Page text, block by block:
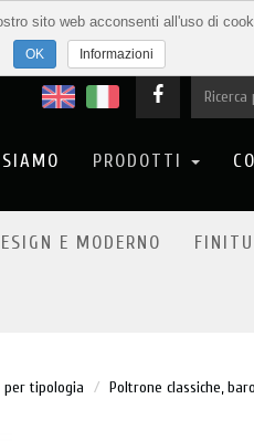
PRODOTTI
E MODERNO
tipologia Poltrone classiche,
sito web acconsenti all'uso di
Informazioni